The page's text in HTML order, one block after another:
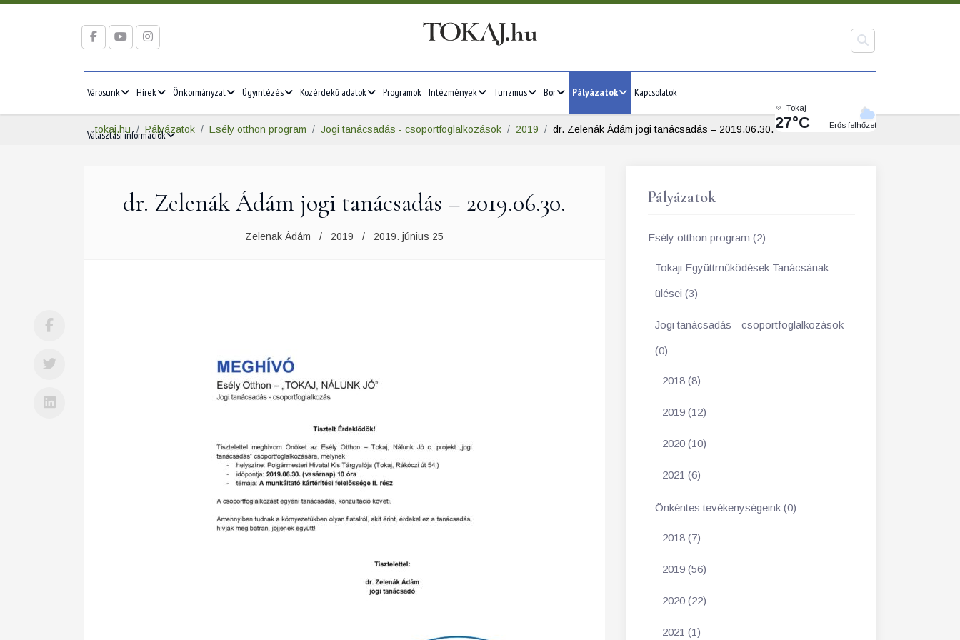
Városunk Hírek Önkormányzat Ügyintézés Közérdekű adatok Programok Intézmények Turizmus Bor Pályázatok Kapcsolatok
Választási információk
Tokaj
27°C Erős felhőzet
tokaj.hu Pályázatok Esély otthon program Jogi tanácsadás - csoportfoglalkozások 2019 dr. Zelenák Ádám jogi tanácsadás – 2019.06.30.
dr. Zelenák Ádám jogi tanácsadás – 2019.06.30.
Zelenak Ádám 2019 2019. június 25
Pályázatok
Esély otthon program (2)
Tokaji Együttműködések Tanácsának
ülései (3)
Jogi tanácsadás - csoportfoglalkozások
(0)
2018 (8)
2019 (12)
2020 (10)
2021 (6)
Önkéntes tevékenységeink (0)
2018 (7)
2019 (56)
2020 (22)
2021 (1)